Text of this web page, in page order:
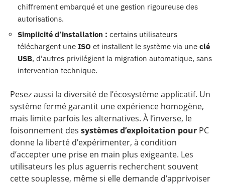
chiffrement embarqué et une gestion rigoureuse des
autorisations.
Simplicité d’installation : certains utilisateurs
téléchargent une ISO et installent le système via une clé
USB, d’autres privilégient la migration automatique, sans
intervention technique.
Pesez aussi la diversité de l’écosystème applicatif. Un
système fermé garantit une expérience homogène,
mais limite parfois les alternatives. À l’inverse, le
foisonnement des systèmes d’exploitation pour PC
donne la liberté d’expérimenter, à condition
d’accepter une prise en main plus exigeante. Les
utilisateurs les plus aguerris recherchent souvent
cette souplesse, même si elle demande d’apprivoiser